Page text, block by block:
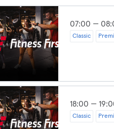
07:00 —
Classic
18:00 —
Classic